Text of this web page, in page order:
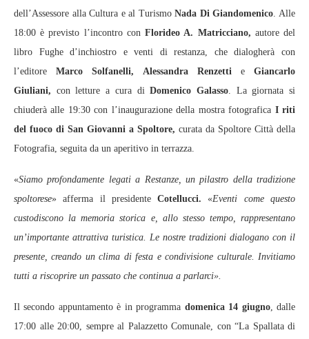
dell’Assessore alla Cultura e al TurismoNada Di Giandomenico . Alle
18:00 è previsto l’incontro conFlorideo A. Matricciano, autore del
libro Fughe d’inchiostro e venti di restanza, che dialogherà con
l’editoreMarco Solfanelli, Alessandra Renzetti eGiancarlo
Giuliani, con letture a cura diDomenico Galasso. La giornata si
chiuderà alle 19:30 con l’inaugurazione della mostra fotografica I riti
del fuoco di San Giovanni a Spoltore, curata da Spoltore Città della
Fotografia, seguita da un aperitivo in terrazza.
«Siamo profondamente legati a Restanze, un pilastro della tradizione
spoltorese» afferma il presidenteCotellucci. «Eventi come questo
custodiscono la memoria storica e, allo stesso tempo, rappresentano
un’importante attrattiva turistica. Le nostre tradizioni dialogano con il
presente, creando un clima di festa e condivisione culturale. Invitiamo
tutti a riscoprire un passato che continua a parlarci».
Il secondo appuntamento è in programma domenica 14 giugno, dalle
17:00 alle 20:00, sempre al Palazzetto Comunale, con “La Spallata di